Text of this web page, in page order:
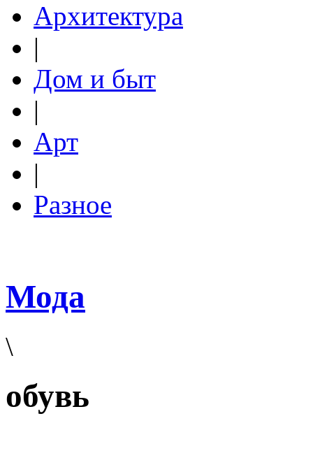
Архитектура
|
Дом и быт
|
Арт
|
Разное
Мода
\
обувь